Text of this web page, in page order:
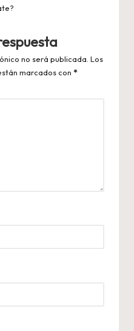
no será publicada. Los
marcados con *